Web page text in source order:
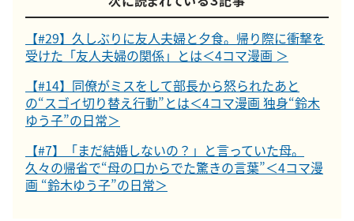
【#29】久しぶりに友人夫婦と夕食。帰り際に衝撃を
受けた「友人夫婦の関係」とは＜4コマ漫画 ＞
【#14】同僚がミスをして部長から怒られたあと
の“スゴイ切り替え行動”とは＜4コマ漫画 独身“鈴木
ゆう子”の日常＞
【#7】「まだ結婚しないの？」と言っていた母。
久々の帰省で“母の口からでた驚きの言葉”＜4コマ漫
画 “鈴木ゆう子”の日常＞